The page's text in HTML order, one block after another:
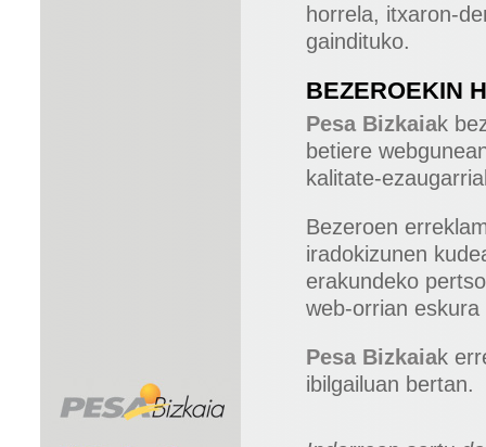
horrela, itxaron-
gaindituko.
BEZEROEKIN
Pesa Bizkaiak
betiere
kalitate-
Bezeroen
iradokizunen
erakundeko
web-orrian
Pesa Bizkaiak
ibilgailuan bertan.